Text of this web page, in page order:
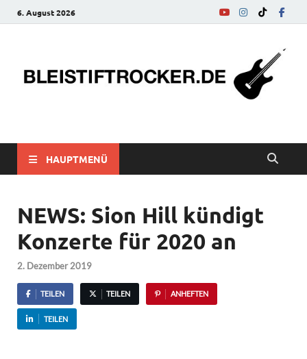
6. August 2026
bleistiftrocker.de
HAUPTMENÜ
NEWS: Sion Hill kündigt
Konzerte für 2020 an
2. Dezember 2019
TEILEN TEILEN ANHEFTEN
TEILEN